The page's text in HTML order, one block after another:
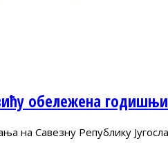
обележена
Савезну Републику